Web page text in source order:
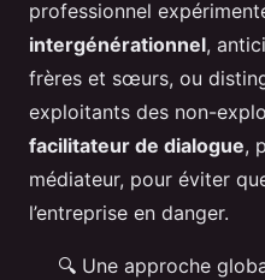
professionnel
intergénérationnel,
frères et sœurs, ou
exploitants des non-
facilitateur de dialogue,
médiateur, pour éviter
l’entreprise en danger.
🔍 Une approche